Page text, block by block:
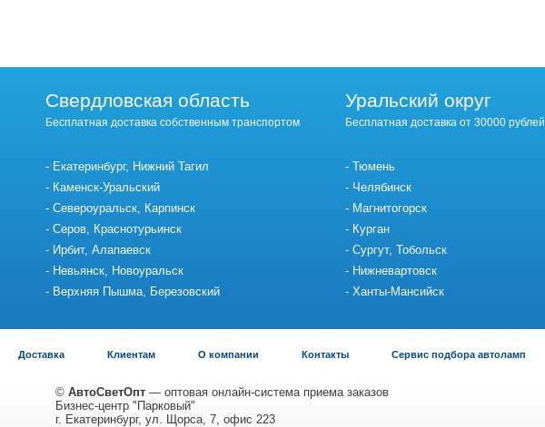
Свердловская область
Бесплатная доставка собственным транспортом
Екатеринбург, Нижний Тагил
Каменск-Уральский
Североуральск, Карпинск
Серов, Краснотурьинск
Ирбит, Алапаевск
Невьянск, Новоуральск
Верхняя Пышма, Березовский
Уральский округ
Бесплатная доставка от 30000 рублей
Тюмень
Челябинск
Магнитогорск
Курган
Сургут, Тобольск
Нижневартовск
Ханты-Мансийск
Доставка Клиентам О компании Контакты Сервис подбора автоламп
© АвтоСветОпт — оптовая онлайн-система приема заказов
Бизнес-центр "Парковый"
г. Екатеринбург, ул. Щорса, 7, офис 223